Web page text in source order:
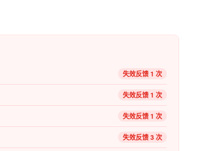
失效反馈 1 次
失效反馈 1 次
失效反馈 1 次
失效反馈 3 次